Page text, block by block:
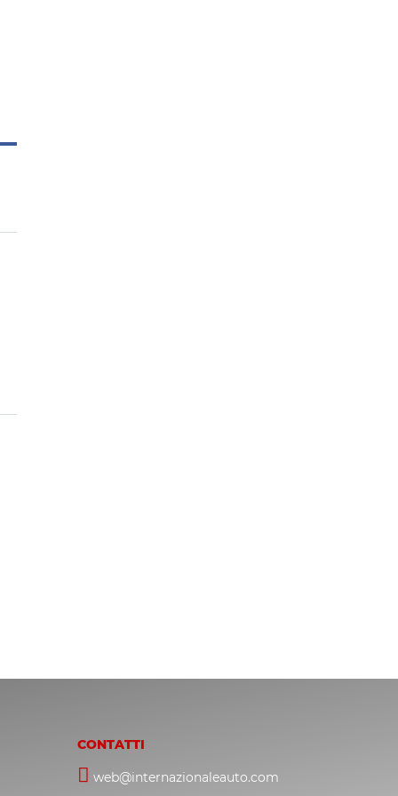
CONTATTI
web@internazionaleauto.com